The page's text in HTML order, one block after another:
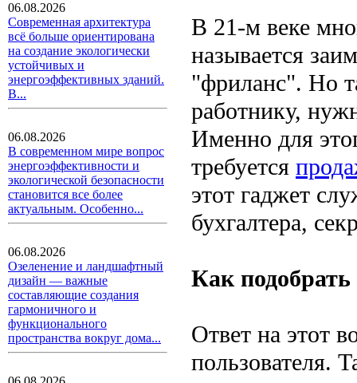
06.08.2026
Современная архитектура
всё больше ориентирована
на создание экологически
устойчивых и
энергоэффективных зданий.
В...
06.08.2026
В современном мире вопрос
энергоэффективности и
экологической безопасности
становится все более
актуальным. Особенно...
06.08.2026
Озеленение и ландшафтный
дизайн — важные
составляющие создания
гармоничного и
функционального
пространства вокруг дома...
В 21-м веке
называется
"фриланс". Но
работнику,
Именно для
требуется
этот гаджет
бухгалтера,
Как
Ответ на этот
пользователя.